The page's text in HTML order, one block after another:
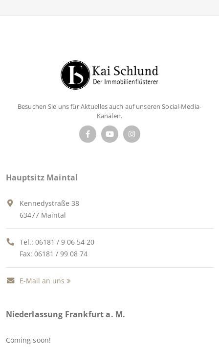
Besuchen Sie uns für Aktuelles auch auf unseren Social-Media-
Kanälen.
Hauptsitz Maintal
Kennedystraße 38
63477 Maintal
Tel.: 06181 / 9 06 54 20
Fax: 06181 / 99 08 74
E-Mail an uns
Niederlassung Frankfurt a. M.
Coming soon!